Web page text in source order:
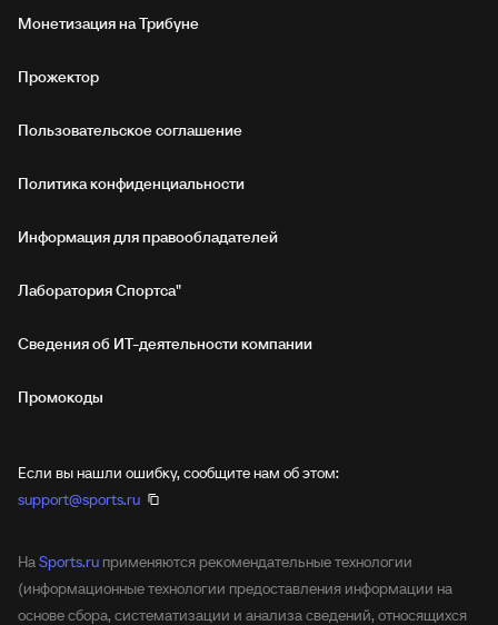
Монетизация на Трибуне
Прожектор
Пользовательское соглашение
Политика конфиденциальности
Информация для правообладателей
Лаборатория Спортса"
Сведения об ИТ‑деятельности компании
Промокоды
Если вы нашли ошибку, сообщите нам об этом:
support@sports.ru
НаSports.ru применяются рекомендательные технологии
(информационные технологии предоставления информации на
основе сбора, систематизации и анализа сведений, относящихся